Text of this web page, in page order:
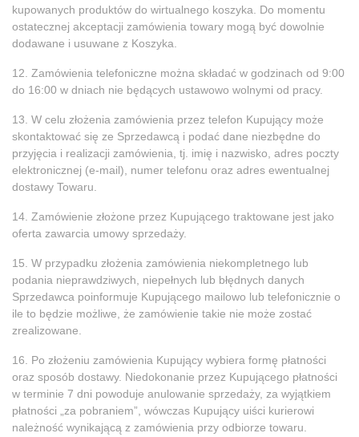
kupowanych produktów do wirtualnego koszyka. Do momentu
ostatecznej akceptacji zamówienia towary mogą być dowolnie
dodawane i usuwane z Koszyka.
12. Zamówienia telefoniczne można składać w godzinach od 9:00
do 16:00 w dniach nie będących ustawowo wolnymi od pracy.
13. W celu złożenia zamówienia przez telefon Kupujący może
skontaktować się ze Sprzedawcą i podać dane niezbędne do
przyjęcia i realizacji zamówienia, tj. imię i nazwisko, adres poczty
elektronicznej (e-mail), numer telefonu oraz adres ewentualnej
dostawy Towaru.
14. Zamówienie złożone przez Kupującego traktowane jest jako
oferta zawarcia umowy sprzedaży.
15. W przypadku złożenia zamówienia niekompletnego lub
podania nieprawdziwych, niepełnych lub błędnych danych
Sprzedawca poinformuje Kupującego mailowo lub telefonicznie o
ile to będzie możliwe, że zamówienie takie nie może zostać
zrealizowane.
16. Po złożeniu zamówienia Kupujący wybiera formę płatności
oraz sposób dostawy. Niedokonanie przez Kupującego płatności
w terminie 7 dni powoduje anulowanie sprzedaży, za wyjątkiem
płatności „za pobraniem”, wówczas Kupujący uiści kurierowi
należność wynikającą z zamówienia przy odbiorze towaru.